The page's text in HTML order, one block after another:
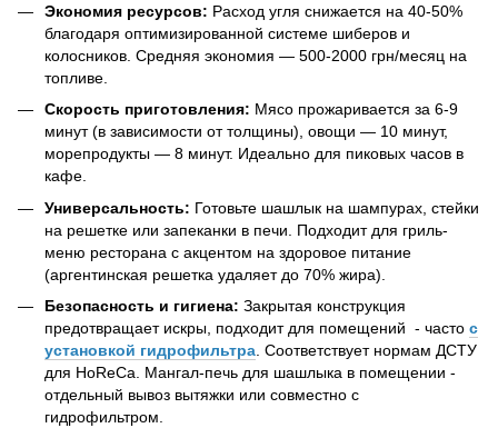
Экономия ресурсов: Расход угля снижается на 40-50%
благодаря оптимизированной системе шиберов и
колосников. Средняя экономия — 500-2000 грн/месяц на
топливе.
Скорость приготовления: Мясо прожаривается за 6-9
минут (в зависимости от толщины), овощи — 10 минут,
морепродукты — 8 минут. Идеально для пиковых часов в
кафе.
Универсальность: Готовьте шашлык на шампурах, стейки
на решетке или запеканки в печи. Подходит для гриль-
меню ресторана с акцентом на здоровое питание
(аргентинская решетка удаляет до 70% жира).
Безопасность и гигиена: Закрытая конструкция
предотвращает искры, подходит для помещений - часто с
установкой гидрофильтра . Соответствует нормам ДСТУ
для HoReCa. Мангал-печь для шашлыка в помещении -
отдельный вывоз вытяжки или совместно с
гидрофильтром.